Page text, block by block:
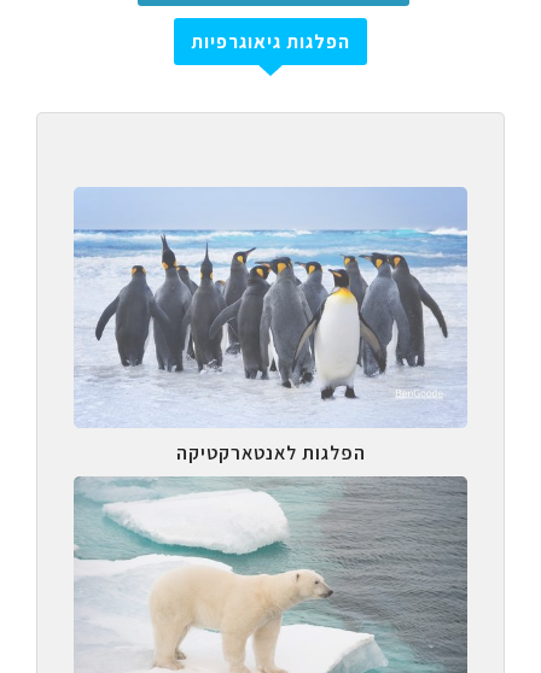
הפלגות גיאוגרפיות
הפלגות לאנטארקטיקה